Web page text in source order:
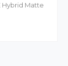
Hybrid Matte